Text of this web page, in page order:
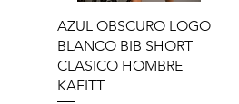
Vista rápida
AZUL OBSCURO LOGO
BLANCO BIB SHORT
CLASICO HOMBRE
KAFITT